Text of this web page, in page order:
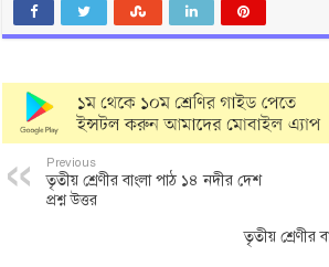
Previous
তৃতীয় শ্রেণীর বাংলা পাঠ ১৪ নদীর দেশ
প্রশ্ন উত্তর
তৃতীয় শ্রেণীর